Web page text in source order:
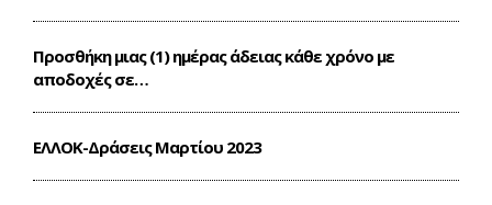
Προσθήκη μιας (1) ημέρας άδειας κάθε χρόνο με
αποδοχές σε…
ΕΛΛΟΚ-Δράσεις Mαρτίου 2023